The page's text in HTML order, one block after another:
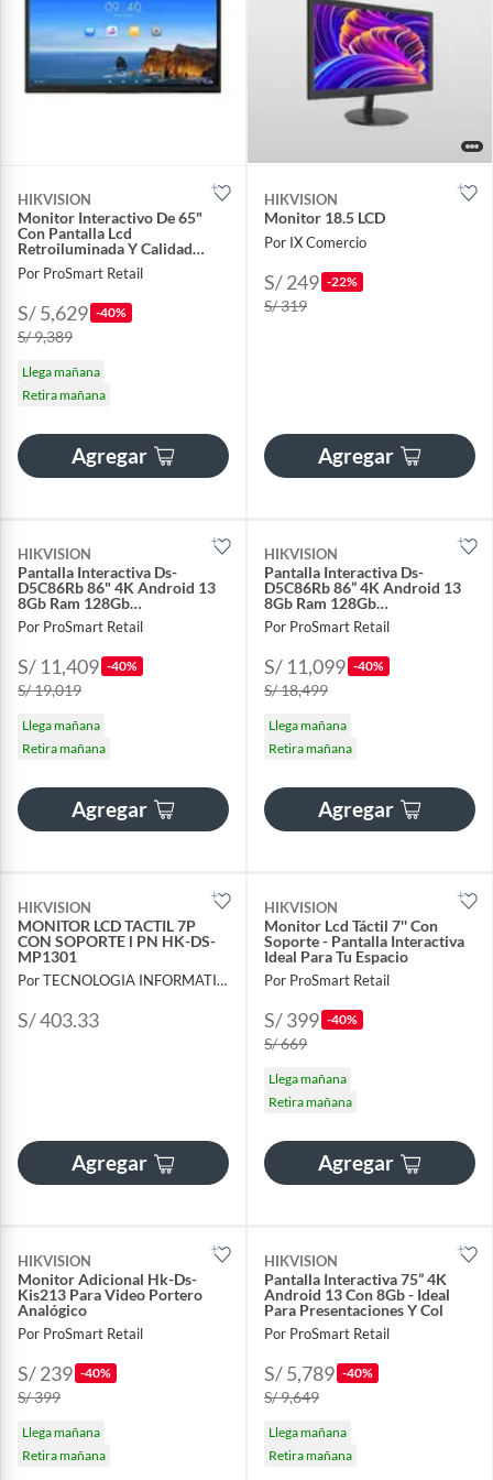
HIKVISION
Monitor Interactivo De 65"
Con Pantalla Lcd
Retroiluminada Y Calidad
Visual Exce
Por ProSmart Retail
S/ 5,629 -40%
S/ 9,389
Llega mañana
Retira mañana
Agregar
HIKVISION
Monitor 18.5 LCD
Por IX Comercio
S/ 249 -22%
S/ 319
Agregar
HIKVISION
Pantalla Interactiva Ds-
D5C86Rb 86" 4K Android 13
8Gb Ram 128Gb
Almacenamiento
Por ProSmart Retail
S/ 11,409 -40%
S/ 19,019
Llega mañana
Retira mañana
Agregar
HIKVISION
Pantalla Interactiva Ds-
D5C86Rb 86” 4K Android 13
8Gb Ram 128Gb
Almacenamiento
Por ProSmart Retail
S/ 11,099 -40%
S/ 18,499
Llega mañana
Retira mañana
Agregar
HIKVISION
MONITOR LCD TACTIL 7P
CON SOPORTE l PN HK-DS-
MP1301
Por TECNOLOGIA INFORMATICA Y CONSULTORIA
S/ 403.33
Agregar
HIKVISION
Monitor Lcd Táctil 7'' Con
Soporte - Pantalla Interactiva
Ideal Para Tu Espacio
Por ProSmart Retail
S/ 399 -40%
S/ 669
Llega mañana
Retira mañana
Agregar
HIKVISION
Monitor Adicional Hk-Ds-
Kis213 Para Video Portero
Analógico
Por ProSmart Retail
S/ 239 -40%
S/ 399
Llega mañana
Retira mañana
HIKVISION
Pantalla Interactiva 75” 4K
Android 13 Con 8Gb - Ideal
Para Presentaciones Y Col
Por ProSmart Retail
S/ 5,789 -40%
S/ 9,649
Llega mañana
Retira mañana